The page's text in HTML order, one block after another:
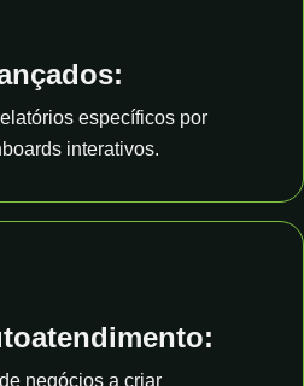
específicos por
interativos.
negócios a criar